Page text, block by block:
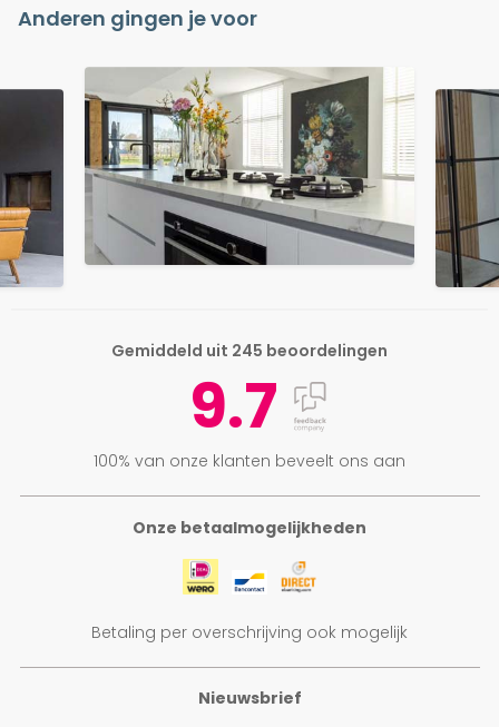
Anderen gingen je voor
Onze betaalmogelijkheden
Betaling per overschrijving ook mogelijk
Gemiddeld uit 245 beoordelingen
9.7
100% van onze klanten beveelt ons aan
Nieuwsbrief